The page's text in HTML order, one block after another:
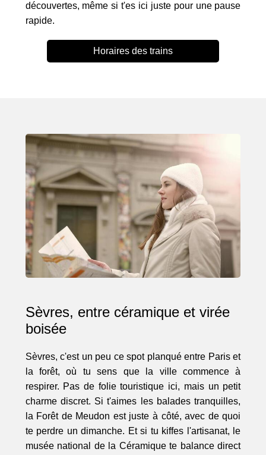
découvertes, même si t'es ici juste pour une pause
rapide.
Horaires des trains
Sèvres, entre céramique et virée
boisée
Sèvres, c'est un peu ce spot planqué entre Paris et
la forêt, où tu sens que la ville commence à
respirer. Pas de folie touristique ici, mais un petit
charme discret. Si t'aimes les balades tranquilles,
la Forêt de Meudon est juste à côté, avec de quoi
te perdre un dimanche. Et si tu kiffes l'artisanat, le
musée national de la Céramique te balance direct